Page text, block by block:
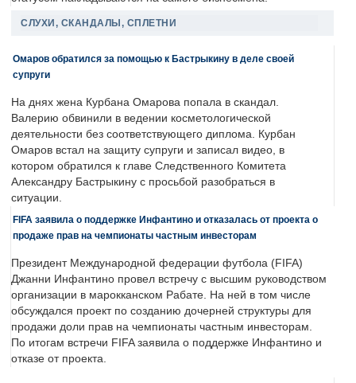
СЛУХИ, СКАНДАЛЫ, СПЛЕТНИ
Омаров обратился за помощью к Бастрыкину в деле своей
супруги
На днях жена Курбана Омарова попала в скандал.
Валерию обвинили в ведении косметологической
деятельности без соответствующего диплома. Курбан
Омаров встал на защиту супруги и записал видео, в
котором обратился к главе Следственного Комитета
Александру Бастрыкину с просьбой разобраться в
ситуации.
FIFA заявила о поддержке Инфантино и отказалась от проекта о
продаже прав на чемпионаты частным инвесторам
Президент Международной федерации футбола (FIFA)
Джанни Инфантино провел встречу с высшим руководством
организации в марокканском Рабате. На ней в том числе
обсуждался проект по созданию дочерней структуры для
продажи доли прав на чемпионаты частным инвесторам.
По итогам встречи FIFA заявила о поддержке Инфантино и
отказе от проекта.